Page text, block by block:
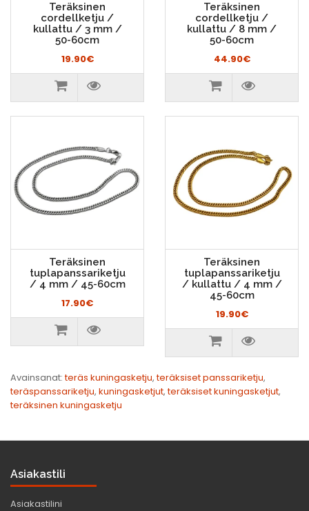
Teräksinen
cordellketju /
kullattu / 3 mm /
50-60cm
19.90€
Teräksinen
cordellketju /
kullattu / 8 mm /
50-60cm
44.90€
Teräksinen
tuplapanssariketju
/ 4 mm / 45-60cm
17.90€
Teräksinen
tuplapanssariketju
/ kullattu / 4 mm /
45-60cm
19.90€
Avainsanat:teräs kuningasketju,teräksiset panssariketju,
teräspanssariketju, kuningasketjut,teräksiset kuningasketjut,
teräksinen kuningasketju
Asiakastili
Asiakastilini